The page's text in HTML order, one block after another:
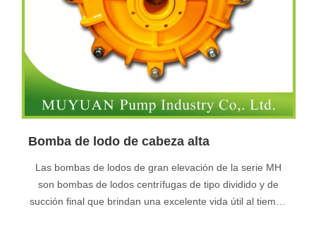
Bomba de lodo de cabeza alta
Las bombas de lodos de gran elevación de la serie MH
son bombas de lodos centrífugas de tipo dividido y de
succión final que brindan una excelente vida útil al tiempo